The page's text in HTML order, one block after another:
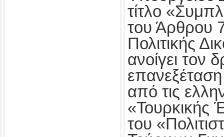
τίτλο
του Άρθρου
Πολιτικής
ανοίγει τον
από τις
«Τουρκικής
του